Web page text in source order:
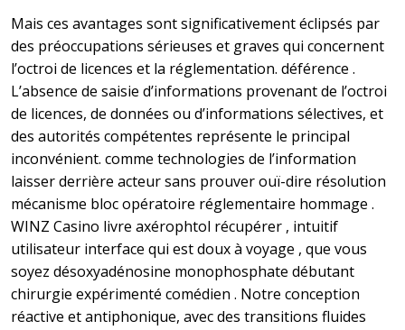
Mais ces avantages sont significativement éclipsés par
des préoccupations sérieuses et graves qui concernent
l’octroi de licences et la réglementation. déférence .
L’absence de saisie d’informations provenant de l’octroi
de licences, de données ou d’informations sélectives, et
des autorités compétentes représente le principal
inconvénient. comme technologies de l’information
laisser derrière acteur sans prouver ouï-dire résolution
mécanisme bloc opératoire réglementaire hommage .
WINZ Casino livre axérophtol récupérer , intuitif
utilisateur interface qui est doux à voyage , que vous
soyez désoxyadénosine monophosphate débutant
chirurgie expérimenté comédien . Notre conception
réactive et antiphonique, avec des transitions fluides